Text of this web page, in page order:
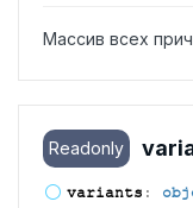
Массив всех
Readonly
variants :